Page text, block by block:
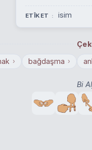
ETÎKET isim
› bağdaşma ›
Bi